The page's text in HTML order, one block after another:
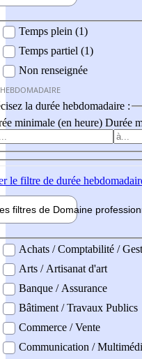
Temps plein (1)
Temps partiel (1)
Non renseignée
la durée hebdomadaire :
minimale (en heure) Durée
le filtre de durée
filtres de Domaine pro
professionel
Achats / Comptabilité /
Arts / Artisanat d'art
Banque / Assurance
Bâtiment / Travaux Publics
Commerce / Vente
Communication /